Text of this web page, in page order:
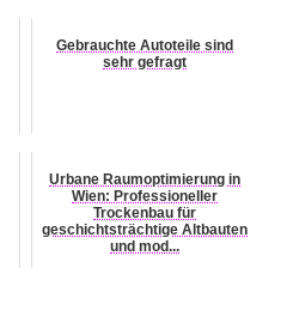
Gebrauchte Autoteile sind
sehr gefragt
Urbane Raumoptimierung in
Wien: Professioneller
Trockenbau für
geschichtsträchtige Altbauten
und mod...